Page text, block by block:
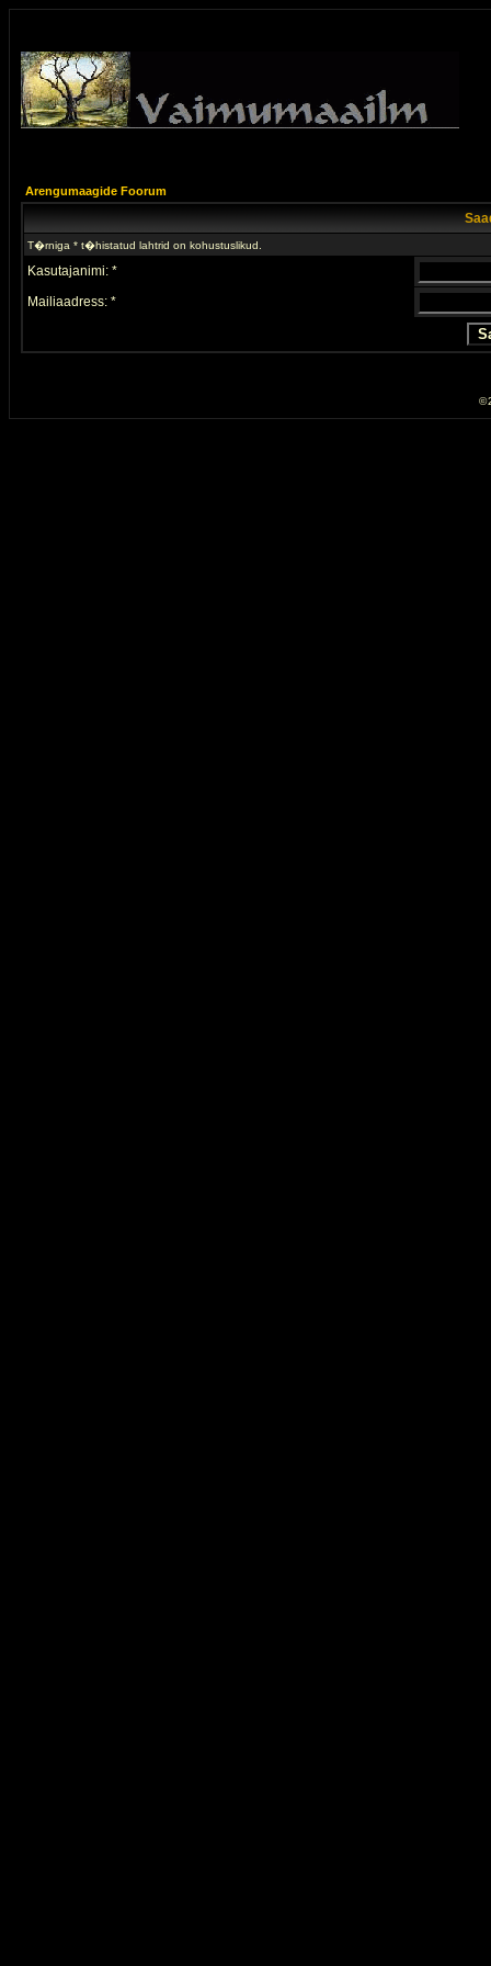
Arengumaagide Foorum
T�rniga * t�histatud lahtrid on kohustuslikud.
Kasutajanimi: *
Mailiaadress: *
©